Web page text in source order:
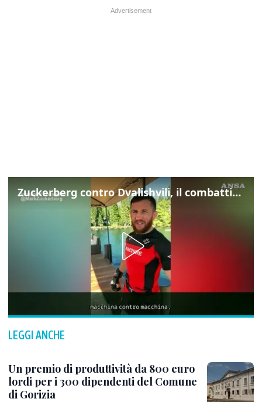
Zuckerberg contro Dvalishvili, il combattimento in mezzo a un lago
LEGGI ANCHE
Un premio di produttività da 800 euro
lordi per i 300 dipendenti del Comune
di Gorizia